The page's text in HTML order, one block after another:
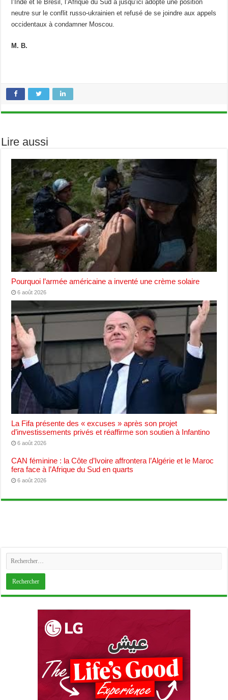
l’Inde et le Brésil, l’Afrique du Sud a jusqu’ici adopté une position
neutre sur le conflit russo-ukrainien et refusé de se joindre aux appels
occidentaux à condamner Moscou.
M. B.
Lire aussi
Pourquoi l’armée américaine a inventé une crème solaire
6 août 2026
La Fifa présente des « excuses » après son projet
d’investissements privés et réaffirme son soutien à Infantino
6 août 2026
CAN féminine : la Côte d’Ivoire affrontera l’Algérie et le Maroc
fera face à l’Afrique du Sud en quarts
6 août 2026